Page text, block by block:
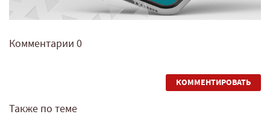
Комментарии 0
КОММЕНТИРОВАТЬ
Также по теме